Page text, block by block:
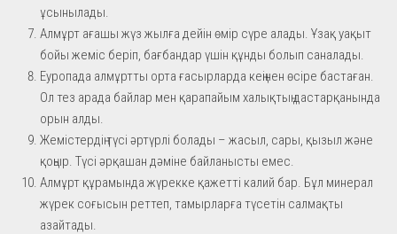
ұсынылады.
Алмұрт ағашы жүз жылға дейін өмір сүре алады. Ұзақ уақыт
бойы жеміс беріп, бағбандар үшін құнды болып саналады.
Еуропада алмұртты орта ғасырларда кеңінен өсіре бастаған.
Ол тез арада байлар мен қарапайым халықтың дастарқанында
орын алды.
Жемістердің түсі әртүрлі болады – жасыл, сары, қызыл және
қоңыр. Түсі әрқашан дәміне байланысты емес.
Алмұрт құрамында жүрекке қажетті калий бар. Бұл минерал
жүрек соғысын реттеп, тамырларға түсетін салмақты
азайтады.